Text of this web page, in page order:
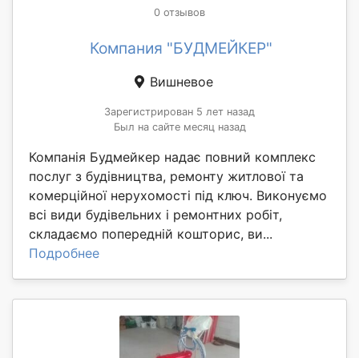
0 отзывов
Компания "БУДМЕЙКЕР"
Вишневое
Зарегистрирован 5 лет назад
Был на сайте месяц назад
Компанія Будмейкер надає повний комплекс
послуг з будівництва, ремонту житлової та
комерційної нерухомості під ключ. Виконуємо
всі види будівельних і ремонтних робіт,
складаємо попередній кошторис, ви...
Подробнее